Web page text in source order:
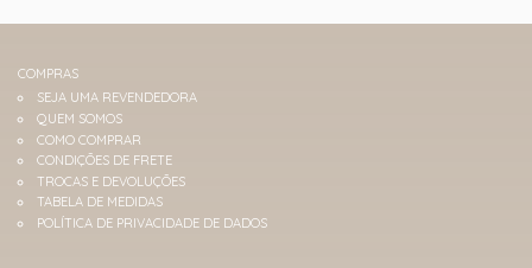
COMPRAS
SEJA UMA REVENDEDORA
QUEM SOMOS
COMO COMPRAR
CONDIÇÕES DE FRETE
TROCAS E DEVOLUÇÕES
TABELA DE MEDIDAS
POLÍTICA DE PRIVACIDADE DE DADOS